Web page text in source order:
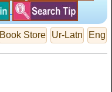
Eng
Ur-Latn
Book Store